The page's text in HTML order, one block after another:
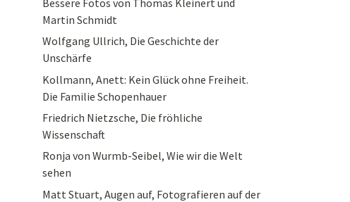
Martin Schmidt
Wolfgang Ullrich, Die Geschichte der
Unschärfe
Kollmann, Anett: Kein Glück ohne Freiheit.
Die Familie Schopenhauer
Friedrich Nietzsche, Die fröhliche
Wissenschaft
Ronja von Wurmb-Seibel, Wie wir die Welt
sehen
Matt Stuart, Augen auf, Fotografieren auf der